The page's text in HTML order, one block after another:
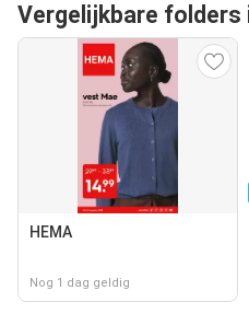
Vergelijkbare folders
HEMA
Nog 1 dag geldig